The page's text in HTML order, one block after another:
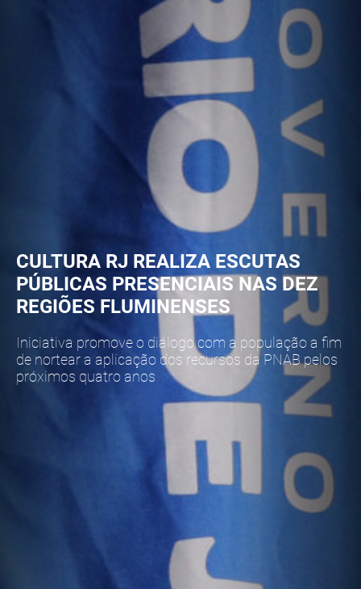
CULTURA RJ REALIZA ESCUTAS
PÚBLICAS PRESENCIAIS NAS DEZ
REGIÕES FLUMINENSES
Iniciativa promove o diálogo com a população a fim
de nortear a aplicação dos recursos da PNAB pelos
próximos quatro anos